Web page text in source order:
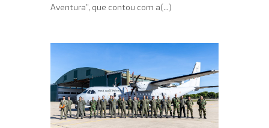
Aventura”, que contou com a(...)